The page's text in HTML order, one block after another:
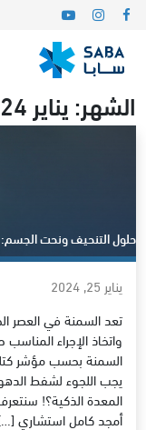
الشهر: يناير 2024
حلول التنحيف ونحت الجسم:
يناير 25, 2024
تعد السمنة في العصر
واتخاذ الإجراء
السمنة بحسب مؤشر
يجب اللجوء لشفط
المعدة الذكية؟!
أمجد كامل استشاري